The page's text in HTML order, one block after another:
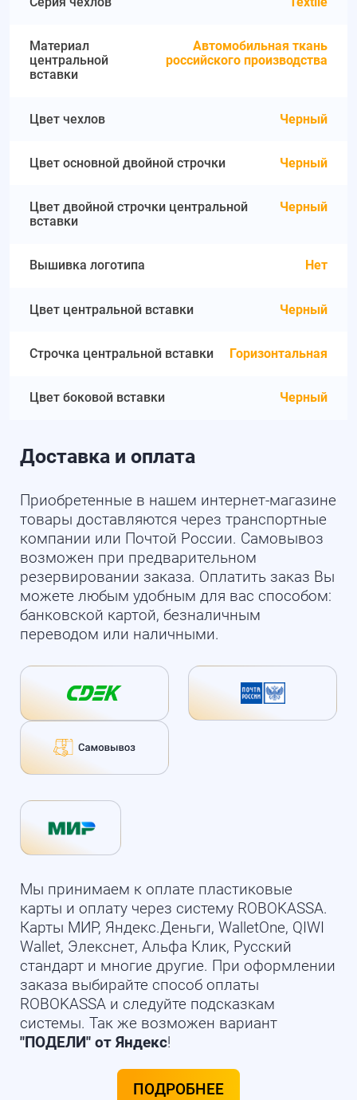
Материал
центральной
вставки
Автомобильная ткань
российского производства
Цвет чехлов Черный
Цвет основной двойной строчки Черный
Цвет двойной строчки центральной
вставки
Черный
Вышивка логотипа Нет
Цвет центральной вставки Черный
Строчка центральной вставки Горизонтальная
Цвет боковой вставки Черный
Доставка и оплата
Приобретенные в нашем интернет-магазине
товары доставляются через транспортные
компании или Почтой России. Самовывоз
возможен при предварительном
резервировании заказа. Оплатить заказ Вы
можете любым удобным для вас способом:
банковской картой, безналичным
переводом или наличными.
Мы принимаем к оплате пластиковые
карты и оплату через систему ROBOKASSA.
Карты МИР, Яндекс.Деньги, WalletOne, QIWI
Wallet, Элекснет, Альфа Клик, Русский
стандарт и многие другие. При оформлении
заказа выбирайте способ оплаты
ROBOKASSA и следуйте подсказкам
системы. Так же возможен вариант
"ПОДЕЛИ" от Яндекс!
ПОДРОБНЕЕ